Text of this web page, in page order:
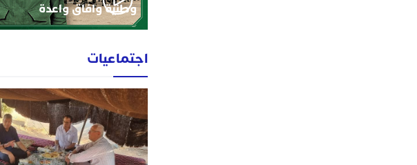
وطنية وافاق واعدة
اجتماعيات